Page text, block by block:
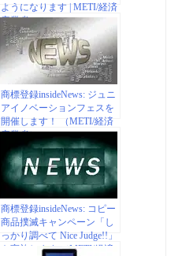
ようになります | METI/経済
産業省
商標登録insideNews: ジュニ
アイノベーションフェスを
開催します！ （METI/経済
産業省）
商標登録insideNews: コピー
商品撲滅キャンペーン「し
っかり調べて Nice Judge!!」
を実施します （METI/経済